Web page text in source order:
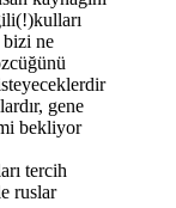
bizi ne
gene
bekliyor
tercih
ruslar